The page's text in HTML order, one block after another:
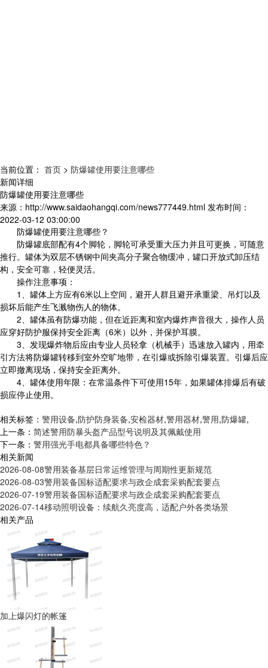
当前位置： 首页 > 防爆罐使用要注意哪些
新闻详细
防爆罐使用要注意哪些
来源： http://www.saidaohangqi.com/news777449.html 发布时间：
2022-03-12 03:00:00
防爆罐使用要注意哪些？
防爆罐底部配有4个脚轮，脚轮可承受重大压力并且可更换，可随意
推行。罐体为双层不锈钢中间夹高分子聚合物缓冲，罐口开放式卸压结
构，安全可靠，轻便灵活。
操作注意事项：
1、罐体上方应有6米以上空间，避开人群且避开承重梁、吊灯以及
损坏后能产生飞溅物伤人的物体。
2、罐体虽有防爆功能，但在近距离和室内爆炸声音很大，操作人员
应穿好防护服保持安全距离（6米）以外，并保护耳膜。
3、发现爆炸物后应由专业人员轻拿（机械手）迅速放入罐内，用牵
引方法将防爆罐转移到室外空旷地带，在引爆或拆除引爆装置。引爆后应
立即撤离现场，保持安全距离外。
4、罐体使用年限：在常温条件下可使用15年，如果罐体排爆后有破
损应停止使用。
相关标签： 警用设备,防护防身装备,安检器材,警用器材,警用,防爆罐,
上一条： 简述警用防暴头盔产品型号说明及其佩戴使用
下一条： 警用强光手电都具备哪些特色？
相关新闻
2026-08-08警用装备基层日常运维管理与周期性更新规范
2026-08-03警用装备国标适配要求与政企成套采购配套要点
2026-07-19警用装备国标适配要求与政企成套采购配套要点
2026-07-14移动照明设备：续航久亮度高，适配户外各类场景
相关产品
加上爆闪灯的帐篷